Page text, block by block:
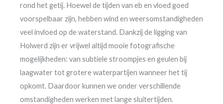
rond het getij. Hoewel de tijden van eb en vloed goed
voorspelbaar zijn, hebben wind en weersomstandigheden
veel invloed op de waterstand. Dankzij de ligging van
Holwerd zijn er vrijwel altijd mooie fotografische
mogelijkheden: van subtiele stroompjes en geulen bij
laagwater tot grotere waterpartijen wanneer het tij
opkomt. Daardoor kunnen we onder verschillende
omstandigheden werken met lange sluitertijden.